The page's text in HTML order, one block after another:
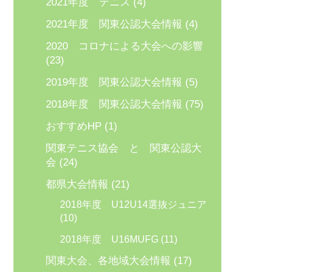
2021年度 関東公認大会情報 (4)
2020 コロナによる大会への影響
(23)
2019年度 関東公認大会情報 (5)
2018年度 関東公認大会情報 (75)
おすすめHP(1)
関東テニス協会 と 関東公認大
会 (24)
都県大会情報 (21)
2018年度 U12U14選抜ジュニア
(10)
2018年度 U16MUFG(11)
関東大会、各地域大会情報 (17)